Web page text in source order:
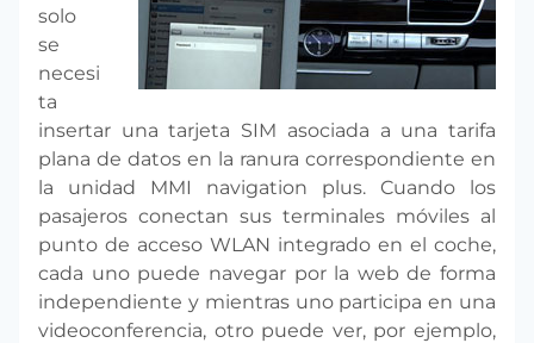
solo
se
necesi
ta
insertar una tarjeta SIM asociada a una tarifa
plana de datos en la ranura correspondiente en
la unidad MMI navigation plus. Cuando los
pasajeros conectan sus terminales móviles al
punto de acceso WLAN integrado en el coche,
cada uno puede navegar por la web de forma
independiente y mientras uno participa en una
videoconferencia, otro puede ver, por ejemplo,